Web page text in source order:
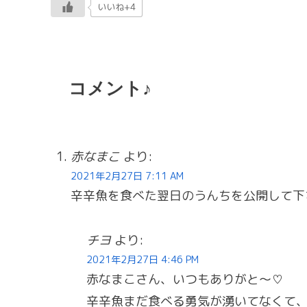
いいね+4
コメント♪
赤なまこ より:
2021年2月27日 7:11 AM
辛辛魚を食べた翌日のうんちを公開して
チヨ より:
2021年2月27日 4:46 PM
赤なまこさん、いつもありがと〜♡
辛辛魚まだ食べる勇気が湧いてなくて、